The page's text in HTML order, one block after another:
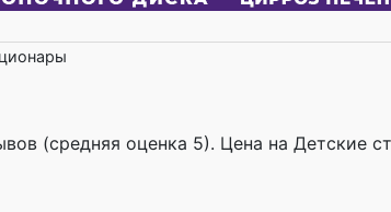
(средняя оценка 5). Цена на Детские